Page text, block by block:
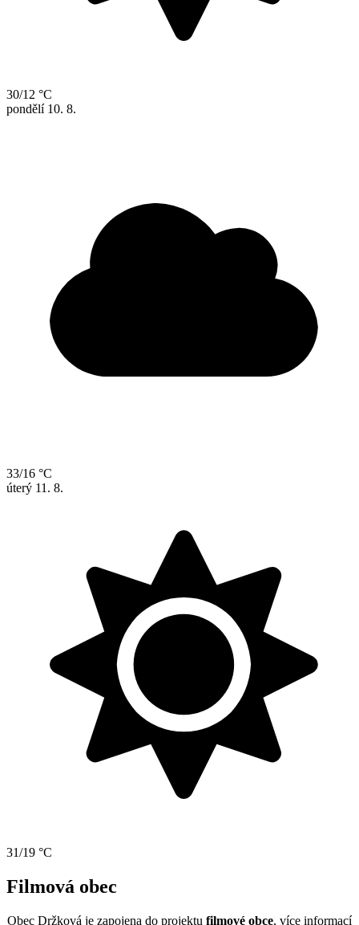
30/12 °C
pondělí 10. 8.
33/16 °C
úterý 11. 8.
31/19 °C
Filmová obec
Obec Držková je zapojena do projektu filmové obce, více informací